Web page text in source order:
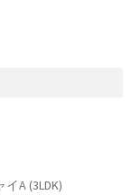
A (3LDK)